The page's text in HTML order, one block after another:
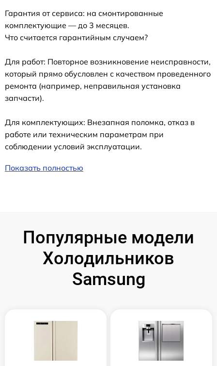
Гарантия от сервиса: на смонтированные
комплектующие — до 3 месяцев.
Что считается гарантийным случаем?
Для работ: Повторное возникновение неисправности,
который прямо обусловлен с качеством проведенного
ремонта (например, неправильная установка
запчасти).
Для комплектующих: Внезапная поломка, отказ в
работе или техническим параметрам при
соблюдении условий эксплуатации.
Показать полностью
Популярные модели
Холодильников
Samsung